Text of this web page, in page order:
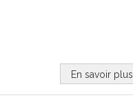
En savoir plus